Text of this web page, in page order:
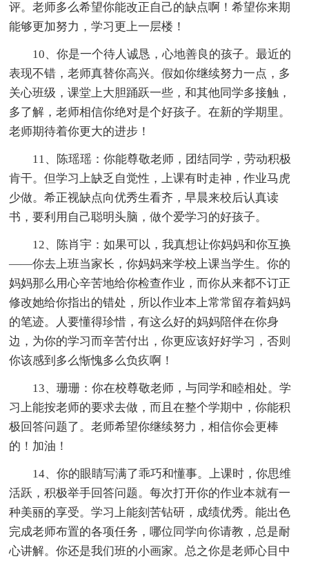
评。老师多么希望你能改正自己的缺点啊！希望你来期
能够更加努力，学习更上一层楼！
10、你是一个待人诚恳，心地善良的孩子。最近的
表现不错，老师真替你高兴。假如你继续努力一点，多
关心班级，课堂上大胆踊跃一些，和其他同学多接触，
多了解，老师相信你绝对是个好孩子。在新的学期里。
老师期待着你更大的进步！
11、陈瑶瑶：你能尊敬老师，团结同学，劳动积极
肯干。但学习上缺乏自觉性，上课有时走神，作业马虎
少做。希正视缺点向优秀生看齐，早晨来校后认真读
书，要利用自己聪明头脑，做个爱学习的好孩子。
12、陈肖宇：如果可以，我真想让你妈妈和你互换
——你去上班当家长，你妈妈来学校上课当学生。你的
妈妈那么用心辛苦地给你检查作业，而你从来都不订正
修改她给你指出的错处，所以作业本上常常留存着妈妈
的笔迹。人要懂得珍惜，有这么好的妈妈陪伴在你身
边，为你的学习而辛苦付出，你更应该好好学习，否则
你该感到多么惭愧多么负疚啊！
13、珊珊：你在校尊敬老师，与同学和睦相处。学
习上能按老师的要求去做，而且在整个学期中，你能积
极回答问题了。老师希望你继续努力，相信你会更棒
的！加油！
14、你的眼睛写满了乖巧和懂事。上课时，你思维
活跃，积极举手回答问题。每次打开你的作业本就有一
种美丽的享受。学习上能刻苦钻研，成绩优秀。能出色
完成老师布置的各项任务，哪位同学向你请教，总是耐
心讲解。你还是我们班的小画家。总之你是老师心目中